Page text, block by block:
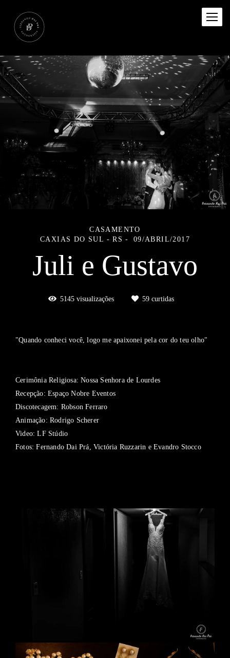
CASAMENTO
CAXIAS DO SUL - RS
09/ABRIL/2017
Juli e Gustavo
5145 visualizações 59 curtidas
"Quando conheci você, logo me apaixonei pela cor do teu olho"
Cerimônia Religiosa: Nossa Senhora de Lourdes
Recepção: Espaço Nobre Eventos
Discotecagem: Robson Ferraro
Animação: Rodrigo Scherer
Video: LF Stúdio
Fotos: Fernando Dai Prá, Victória Ruzzarin e Evandro Stocco